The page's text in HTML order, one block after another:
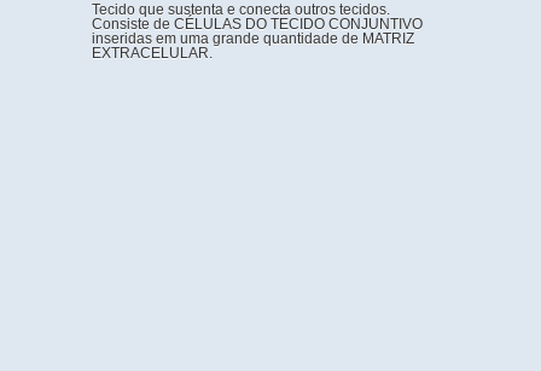
Tecido que sustenta e conecta outros tecidos.
Consiste de CÉLULAS DO TECIDO CONJUNTIVO
inseridas em uma grande quantidade de MATRIZ
EXTRACELULAR.